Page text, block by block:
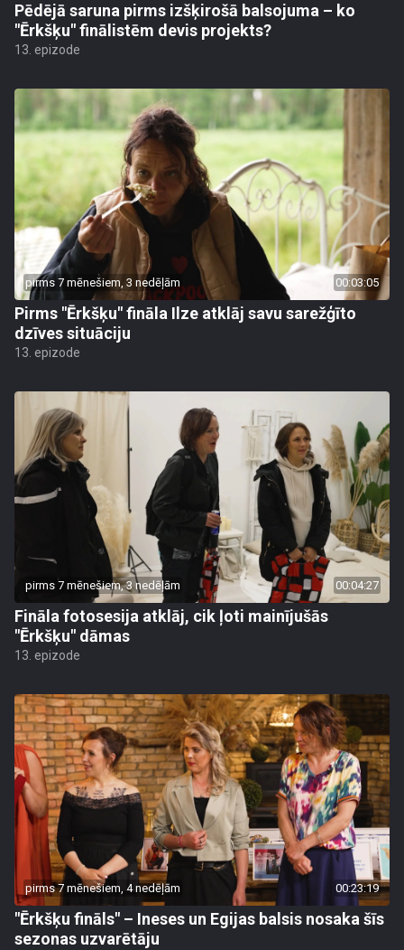
Pēdējā saruna pirms izšķirošā balsojuma – ko
"Ērkšķu" finālistēm devis projekts?
13. epizode
pirms 7 mēnešiem, 3 nedēļām 00:03:05
Pirms "Ērkšķu" fināla Ilze atklāj savu sarežģīto
dzīves situāciju
13. epizode
pirms 7 mēnešiem, 3 nedēļām 00:04:27
Fināla fotosesija atklāj, cik ļoti mainījušās
"Ērkšķu" dāmas
13. epizode
pirms 7 mēnešiem, 4 nedēļām 00:23:19
"Ērkšķu fināls" – Ineses un Egijas balsis nosaka šīs
sezonas uzvarētāju